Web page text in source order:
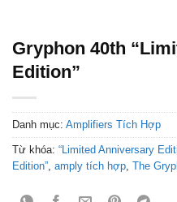
Gryphon 40th
Edition”
Danh mục: Amplifiers Tích Hợp
Từ khóa: “Limited Anniversary
Edition”, amply tích hợp, The